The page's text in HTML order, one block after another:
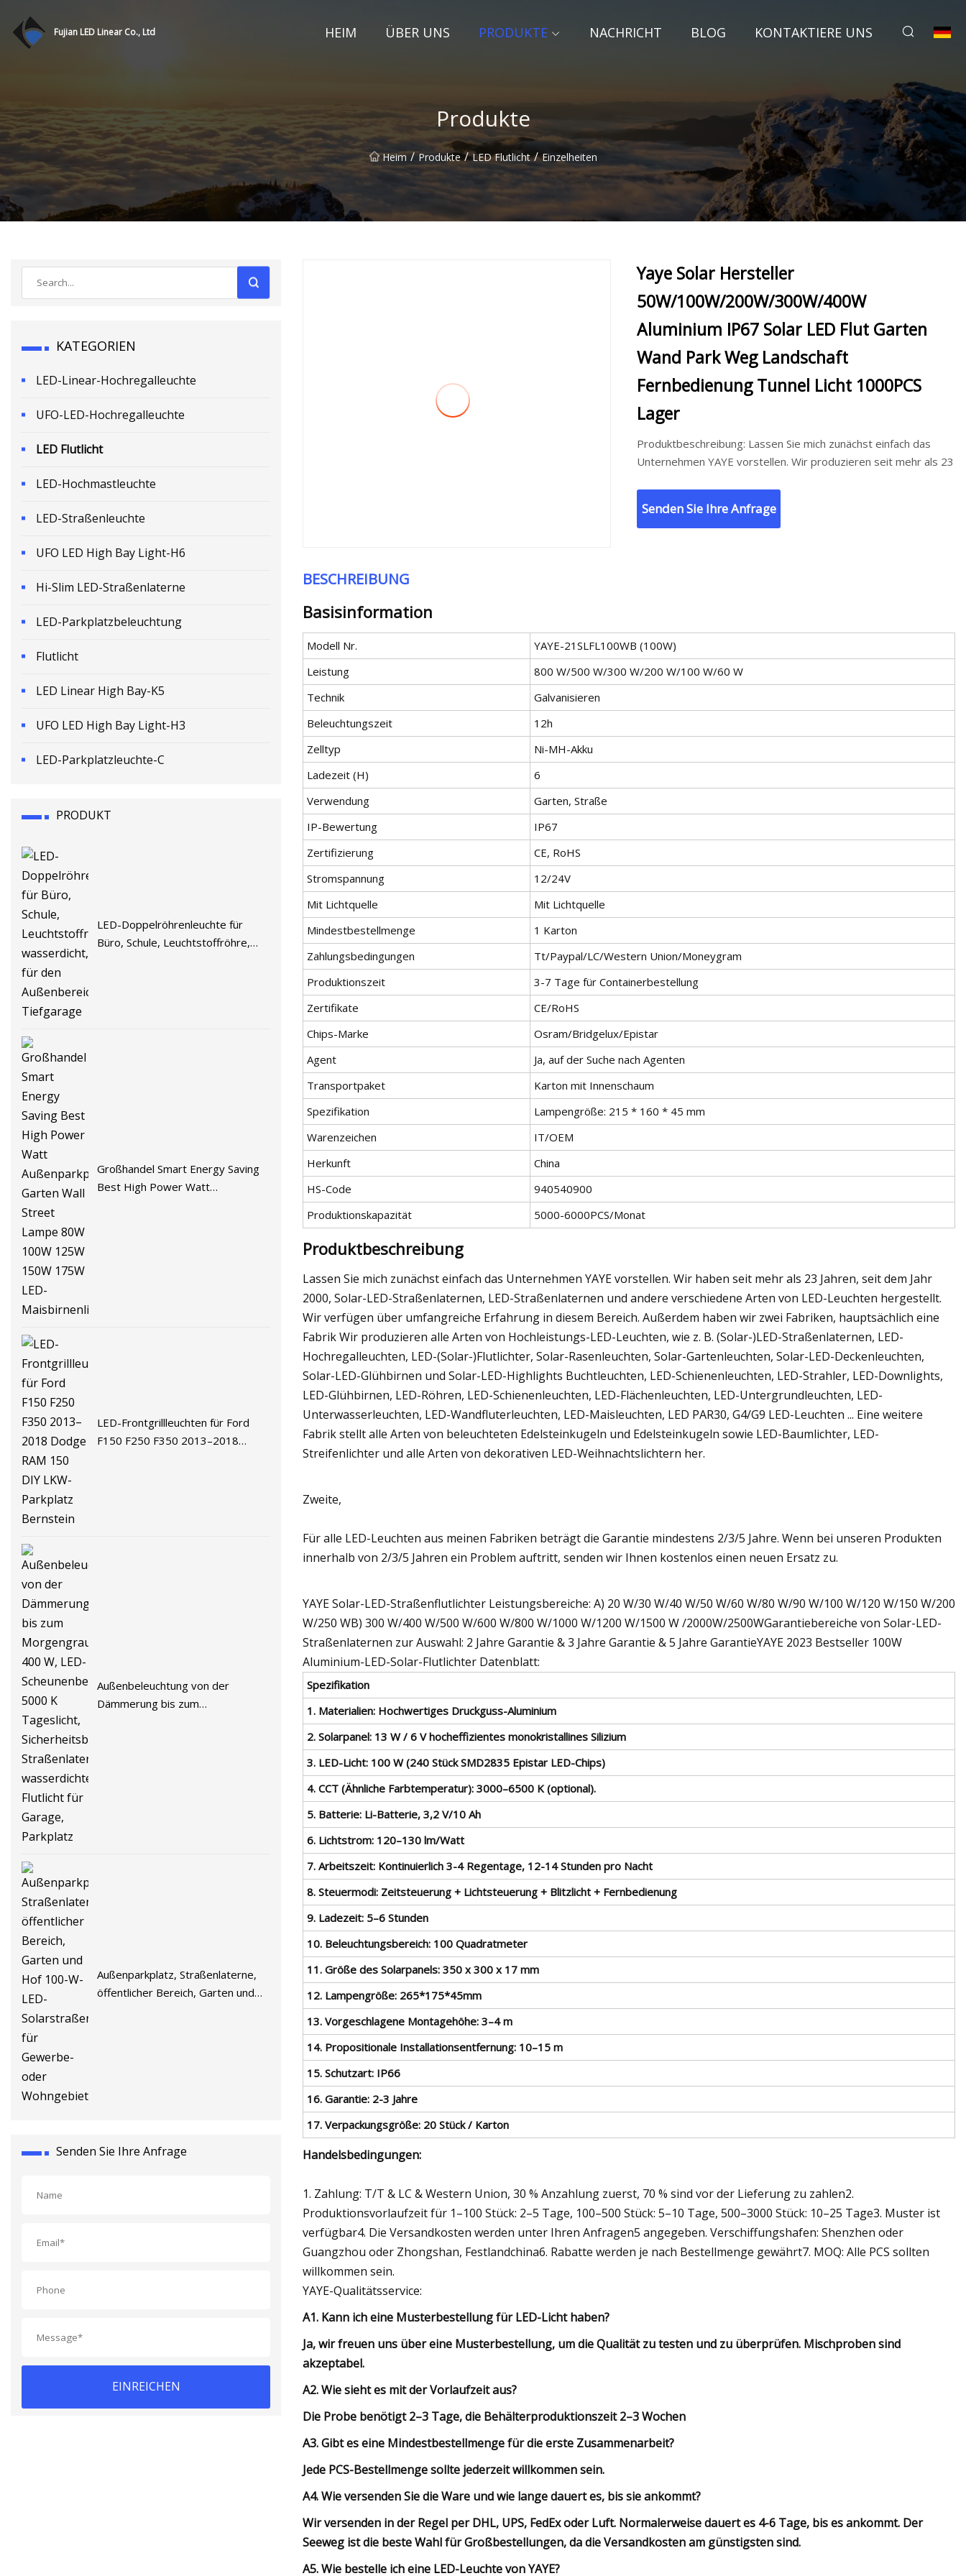
Fujian LED Linear Co., Ltd HEIM ÜBER UNS PRODUKTE NACHRICHT BLOG KONTAKTIERE UNS
Produkte
Heim / Produkte / LED Flutlicht / Einzelheiten
KATEGORIEN
LED-Linear-Hochregalleuchte
UFO-LED-Hochregalleuchte
LED Flutlicht
LED-Hochmastleuchte
LED-Straßenleuchte
UFO LED High Bay Light-H6
Hi-Slim LED-Straßenlaterne
LED-Parkplatzbeleuchtung
Flutlicht
LED Linear High Bay-K5
UFO LED High Bay Light-H3
LED-Parkplatzleuchte-C
PRODUKT
LED-Doppelröhrenleuchte für
Büro, Schule, Leuchtstoffröhre,
Großhandel Smart Energy Saving
Best High Power Watt
LED-Frontgrillleuchten für Ford
F150 F250 F350 2013–2018
Außenbeleuchtung von der
Dämmerung bis zum
Außenparkplatz, Straßenlaterne,
öffentlicher Bereich, Garten und
Senden Sie Ihre Anfrage
EINREICHEN
Yaye Solar Hersteller
50W/100W/200W/300W/400W
Aluminium IP67 Solar LED Flut Garten
Wand Park Weg Landschaft
Fernbedienung Tunnel Licht 1000PCS
Lager
Produktbeschreibung: Lassen Sie mich zunächst einfach das
Unternehmen YAYE vorstellen. Wir produzieren seit mehr als 23
Senden Sie Ihre Anfrage
BESCHREIBUNG
Basisinformation
Modell Nr.
YAYE-21SLFL100WB (100W)
Leistung
800 W/500 W/300 W/200 W/100 W/60 W
Technik
Galvanisieren
Beleuchtungszeit
12h
Zelltyp
Ni-MH-Akku
Ladezeit (H)
6
Verwendung
Garten, Straße
IP-Bewertung
IP67
Zertifizierung
CE, RoHS
Stromspannung
12/24V
Mit Lichtquelle
Mit Lichtquelle
Mindestbestellmenge
1 Karton
Zahlungsbedingungen
Tt/Paypal/LC/Western Union/Moneygram
Produktionszeit
3-7 Tage für Containerbestellung
Zertifikate
CE/RoHS
Chips-Marke
Osram/Bridgelux/Epistar
Agent
Ja, auf der Suche nach Agenten
Transportpaket
Karton mit Innenschaum
Spezifikation
Lampengröße: 215 * 160 * 45 mm
Warenzeichen
IT/OEM
Herkunft
China
HS-Code
940540900
Produktionskapazität
5000-6000PCS/Monat
Produktbeschreibung
Lassen Sie mich zunächst einfach das Unternehmen YAYE vorstellen. Wir haben seit mehr als 23 Jahren, seit dem Jahr
2000, Solar-LED-Straßenlaternen, LED-Straßenlaternen und andere verschiedene Arten von LED-Leuchten hergestellt.
Wir verfügen über umfangreiche Erfahrung in diesem Bereich. Außerdem haben wir zwei Fabriken, hauptsächlich eine
Fabrik Wir produzieren alle Arten von Hochleistungs-LED-Leuchten, wie z. B. (Solar-)LED-Straßenlaternen, LED-
Hochregalleuchten, LED-(Solar-)Flutlichter, Solar-Rasenleuchten, Solar-Gartenleuchten, Solar-LED-Deckenleuchten,
Solar-LED-Glühbirnen und Solar-LED-Highlights Buchtleuchten, LED-Schienenleuchten, LED-Strahler, LED-Downlights,
LED-Glühbirnen, LED-Röhren, LED-Schienenleuchten, LED-Flächenleuchten, LED-Untergrundleuchten, LED-
Unterwasserleuchten, LED-Wandfluterleuchten, LED-Maisleuchten, LED PAR30, G4/G9 LED-Leuchten ... Eine weitere
Fabrik stellt alle Arten von beleuchteten Edelsteinkugeln und Edelsteinkugeln sowie LED-Baumlichter, LED-
Streifenlichter und alle Arten von dekorativen LED-Weihnachtslichtern her.
Zweite,
Für alle LED-Leuchten aus meinen Fabriken beträgt die Garantie mindestens 2/3/5 Jahre. Wenn bei unseren Produkten
innerhalb von 2/3/5 Jahren ein Problem auftritt, senden wir Ihnen kostenlos einen neuen Ersatz zu.
YAYE Solar-LED-Straßenflutlichter Leistungsbereiche: A) 20 W/30 W/40 W/50 W/60 W/80 W/90 W/100 W/120 W/150 W/200
W/250 WB) 300 W/400 W/500 W/600 W/800 W/1000 W/1200 W/1500 W /2000W/2500WGarantiebereiche von Solar-LED-
Straßenlaternen zur Auswahl: 2 Jahre Garantie & 3 Jahre Garantie & 5 Jahre GarantieYAYE 2023 Bestseller 100W
Aluminium-LED-Solar-Flutlichter Datenblatt:
Spezifikation
1. Materialien: Hochwertiges Druckguss-Aluminium
2. Solarpanel: 13 W / 6 V hocheffizientes monokristallines Silizium
3. LED-Licht: 100 W (240 Stück SMD2835 Epistar LED-Chips)
4. CCT (Ähnliche Farbtemperatur): 3000–6500 K (optional).
5. Batterie: Li-Batterie, 3,2 V/10 Ah
6. Lichtstrom: 120–130 lm/Watt
7. Arbeitszeit: Kontinuierlich 3-4 Regentage, 12-14 Stunden pro Nacht
8. Steuermodi: Zeitsteuerung + Lichtsteuerung + Blitzlicht + Fernbedienung
9. Ladezeit: 5–6 Stunden
10. Beleuchtungsbereich: 100 Quadratmeter
11. Größe des Solarpanels: 350 x 300 x 17 mm
12. Lampengröße: 265*175*45mm
13. Vorgeschlagene Montagehöhe: 3–4 m
14. Propositionale Installationsentfernung: 10–15 m
15. Schutzart: IP66
16. Garantie: 2-3 Jahre
17. Verpackungsgröße: 20 Stück / Karton
Handelsbedingungen:
1. Zahlung: T/T & LC & Western Union, 30 % Anzahlung zuerst, 70 % sind vor der Lieferung zu zahlen2.
Produktionsvorlaufzeit für 1–100 Stück: 2–5 Tage, 100–500 Stück: 5–10 Tage, 500–3000 Stück: 10–25 Tage3. Muster ist
verfügbar4. Die Versandkosten werden unter Ihren Anfragen5 angegeben. Verschiffungshafen: Shenzhen oder
Guangzhou oder Zhongshan, Festlandchina6. Rabatte werden je nach Bestellmenge gewährt7. MOQ: Alle PCS sollten
willkommen sein.
YAYE-Qualitätsservice:
A1. Kann ich eine Musterbestellung für LED-Licht haben?
Ja, wir freuen uns über eine Musterbestellung, um die Qualität zu testen und zu überprüfen. Mischproben sind
akzeptabel.
A2. Wie sieht es mit der Vorlaufzeit aus?
Die Probe benötigt 2–3 Tage, die Behälterproduktionszeit 2–3 Wochen
A3. Gibt es eine Mindestbestellmenge für die erste Zusammenarbeit?
Jede PCS-Bestellmenge sollte jederzeit willkommen sein.
A4. Wie versenden Sie die Ware und wie lange dauert es, bis sie ankommt?
Wir versenden in der Regel per DHL, UPS, FedEx oder Luft. Normalerweise dauert es 4-6 Tage, bis es ankommt. Der
Seeweg ist die beste Wahl für Großbestellungen, da die Versandkosten am günstigsten sind.
A5. Wie bestelle ich eine LED-Leuchte von YAYE?